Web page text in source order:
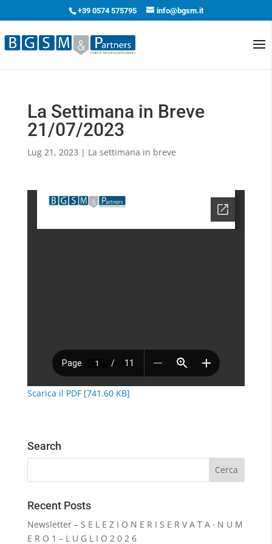
+39 0574 575795 info@bgsm.it
La Settimana in Breve
21/07/2023
Lug 21, 2023 | La settimana in breve
Scarica il PDF [741.60 KB]
Search
Recent Posts
Newsletter – S E L E Z I O N E R I S E R V A T A · N U M
E R O 1 – L U G L I O 2 0 2 6